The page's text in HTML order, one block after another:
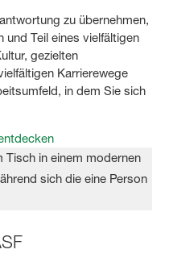
zu übernehmen,
Teil eines vielfältigen
gezielten
Karrierewege
in dem Sie sich